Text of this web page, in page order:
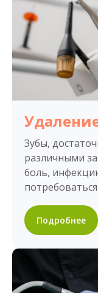
Зубы,
различными
боль,
Подробнее